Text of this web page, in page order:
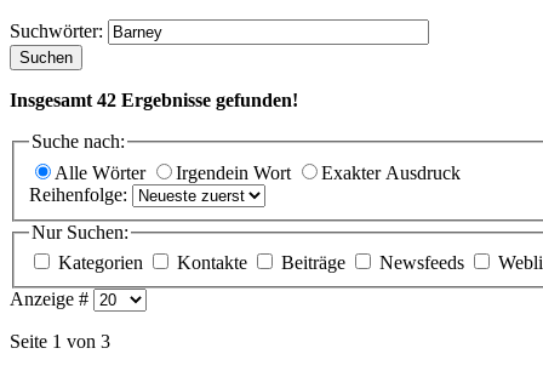
Suchwörter:
Suchen
Insgesamt 42 Ergebnisse gefunden!
Suche nach:
Alle Wörter
Irgendein Wort
Exakter Ausdruck
Reihenfolge:
Nur Suchen:
Kategorien
Kontakte Beiträge Newsfeeds
Anzeige #
Seite 1 von 3